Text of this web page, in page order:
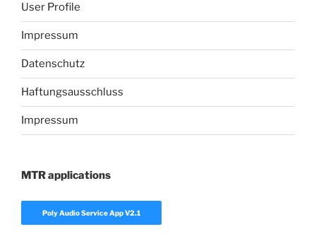
User Profile
Impressum
Datenschutz
Haftungsausschluss
Impressum
MTR applications
Poly Audio Service App V2.1